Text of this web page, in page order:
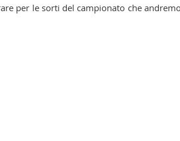
per le sorti del campionato che